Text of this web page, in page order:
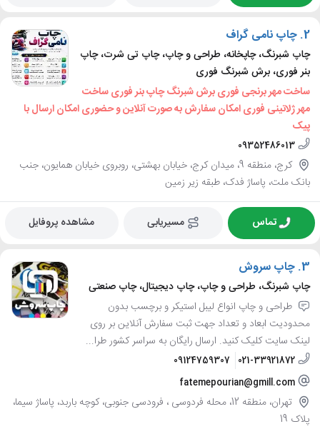
2. چاپ نامی گراف
چاپ شبرنگ، چاپخانه، طراحی و چاپ، چاپ تی شرت، چاپ
بنر فوری، برش شبرنگ فوری
ساخت مهر برنجی فوری برش شبرنگ چاپ بنر فوری ساخت
مهر ژلاتینی فوری امکان سفارش به صورت آنلاین و حضوری امکان ارسال با
پیک
09352486013
کرج، منطقه 9، میدان کرج، خیابان بهشتی، روبروی خیابان همایون، جنب
بانک ملت، پاساژ فدک، طبقه زیر زمین
تماس مسیریابی مشاهده پروفایل
3. چاپ سروش
چاپ شبرنگ، طراحی و چاپ، چاپ دیجیتال، چاپ صنعتی
طراحی و چاپ انواع لیبل استیکر و برچسب بدون
محدودیت ابعاد و تعداد جهت ثبت سفارش آنلاین بر روی
لینک سایت کلیک کنید. ارسال رایگان به سراسر کشور طرا...
021-33921872
09124759307
fatemepourian@gmill.com
تهران، منطقه 12، محله فردوسی ، فرودسی جنوبی، کوچه باربد، پاساژ سیما،
پلاک 19